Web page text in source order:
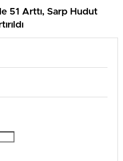
51 Arttı, Sarp Hudut